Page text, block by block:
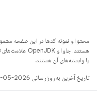
محتوا و نمونه کدها در این صفحه
یا وابسته‌های آن هستند.
تاریخ آخرین به‌روزرسانی 2026-05-27 به‌وقت ساعت هماهنگ جهانی.